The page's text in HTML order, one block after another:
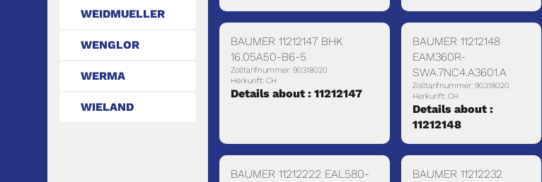
WEIDMUELLER
WENGLOR
WERMA
WIELAND
BAUMER 11212147 BHK
16.05A50-B6-5
Zolltarifnummer: 90318020
Herkunft: CH
Details about : 11212147
BAUMER 11212148
EAM360R-
SWA.7NC4.A3601.A
Zolltarifnummer: 90318020
Herkunft: CH
Details about :
11212148
BAUMER 11212222 EAL580-
BAUMER 11212232